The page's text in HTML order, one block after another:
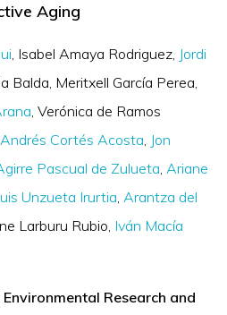
Aging
Isabel Amaya Rodriguez Jordi
Balda Meritxell García Perea
Verónica de Ramos
Cortés Acosta Jon
Pascual de Zulueta Ariane
Unzueta Irurtia Arantza del
Larburu Rubio Iván Macía
Research and